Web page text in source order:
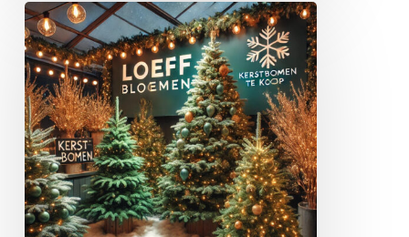
Jouw
perfecte
kerstboom
wacht
bij
Loeff
Bloemen!